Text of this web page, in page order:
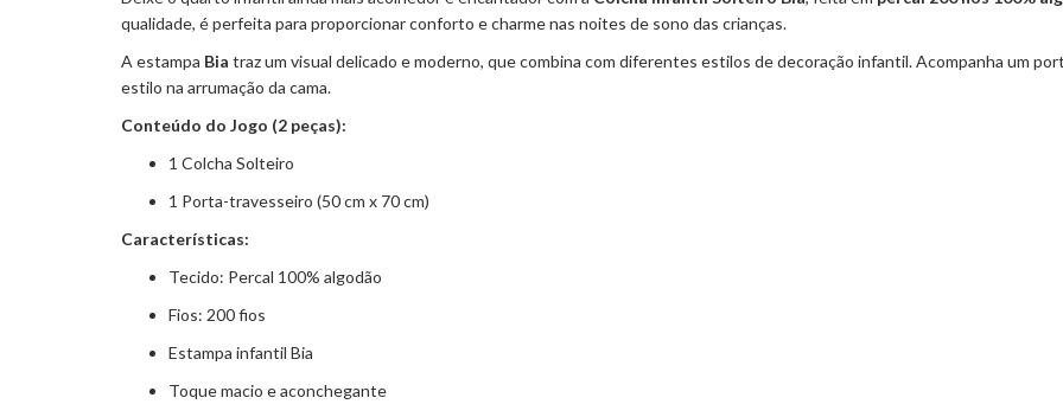
qualidade, é perfeita para proporcionar conforto e charme nas noites de sono das crianças.
A estampa Bia traz um visual delicado e moderno, que combina com diferentes estilos de decoração infantil. Acompanha um
estilo na arrumação da cama.
Conteúdo do Jogo (2 peças):
1 Colcha Solteiro
1 Porta-travesseiro (50 cm x 70 cm)
Características:
Tecido: Percal 100% algodão
Fios: 200 fios
Estampa infantil Bia
Toque macio e aconchegante